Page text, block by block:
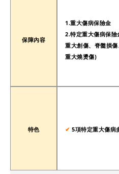
保障內容
1.重大傷病保險金
2.特定重大傷病保險
重大創傷、脊髓損傷
重大燒燙傷)
特色 ✔︎ 5項特定重大傷病